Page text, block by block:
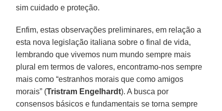
sim cuidado e proteção.
Enfim, estas observações preliminares, em relação a
esta nova legislação italiana sobre o final de vida,
lembrando que vivemos num mundo sempre mais
plural em termos de valores, encontramo-nos sempre
mais como “estranhos morais que como amigos
morais” (Tristram Engelhardt). A busca por
consensos básicos e fundamentais se torna sempre